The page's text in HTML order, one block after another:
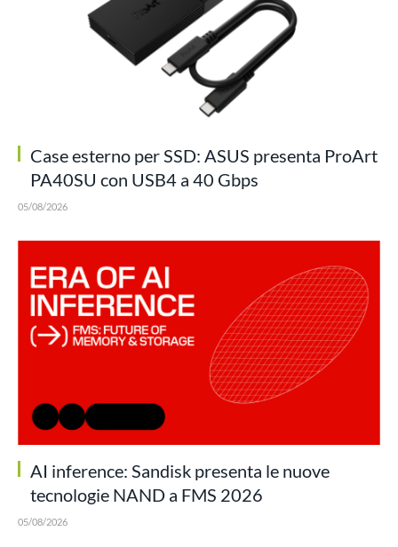
Case esterno per SSD: ASUS presenta ProArt
PA40SU con USB4 a 40 Gbps
05/08/2026
AI inference: Sandisk presenta le nuove
tecnologie NAND a FMS 2026
05/08/2026